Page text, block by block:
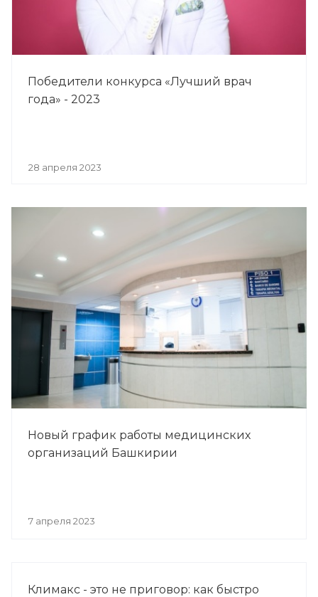
Победители конкурса «Лучший врач
года» - 2023
28 апреля 2023
Новый график работы медицинских
организаций Башкирии
7 апреля 2023
Климакс - это не приговор: как быстро